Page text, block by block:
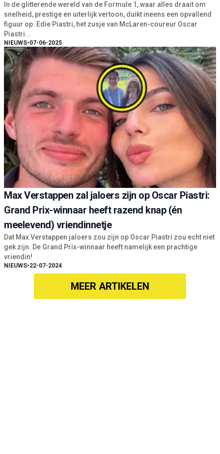
In de glitterende wereld van de Formule 1, waar alles draait om
snelheid, prestige en uiterlijk vertoon, duikt ineens een opvallend
figuur op: Edie Piastri, het zusje van McLaren-coureur Oscar
Piastri...
NIEUWS•07-06-2025
Max Verstappen zal jaloers zijn op Oscar Piastri:
Grand Prix-winnaar heeft razend knap (én
meelevend) vriendinnetje
Dat Max Verstappen jaloers zou zijn op Oscar Piastri zou echt niet
gek zijn. De Grand Prix-winnaar heeft namelijk een prachtige
vriendin!
NIEUWS•22-07-2024
MEER ARTIKELEN